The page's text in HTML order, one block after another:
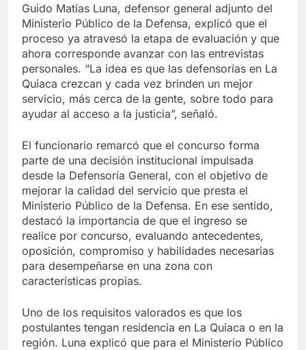
Guido Matías Luna, defensor general adjunto del
Ministerio Público de la Defensa, explicó que el
proceso ya atravesó la etapa de evaluación y que
ahora corresponde avanzar con las entrevistas
personales. “La idea es que las defensorías en La
Quiaca crezcan y cada vez brinden un mejor
servicio, más cerca de la gente, sobre todo para
ayudar al acceso a la justicia”, señaló.
El funcionario remarcó que el concurso forma
parte de una decisión institucional impulsada
desde la Defensoría General, con el objetivo de
mejorar la calidad del servicio que presta el
Ministerio Público de la Defensa. En ese sentido,
destacó la importancia de que el ingreso se
realice por concurso, evaluando antecedentes,
oposición, compromiso y habilidades necesarias
para desempeñarse en una zona con
características propias.
Uno de los requisitos valorados es que los
postulantes tengan residencia en La Quiaca o en la
región. Luna explicó que para el Ministerio Público